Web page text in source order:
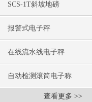
SCS-1T斜坡地磅
报警式电子秤
在线流水线电子秤
自动检测滚筒电子称
查看更多 >>